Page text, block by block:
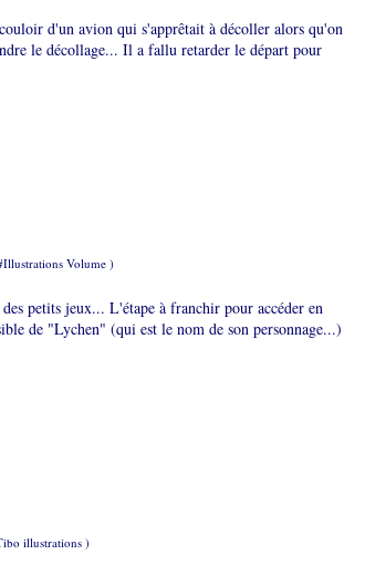
d'un avion qui s'apprêtait à décoller alors qu'on
le décollage... Il a fallu retarder le départ pour
Illustrations Volume)
petits jeux... L'étape à franchir pour accéder en
de "Lychen" (qui est le nom de son personnage...)
illustrations)